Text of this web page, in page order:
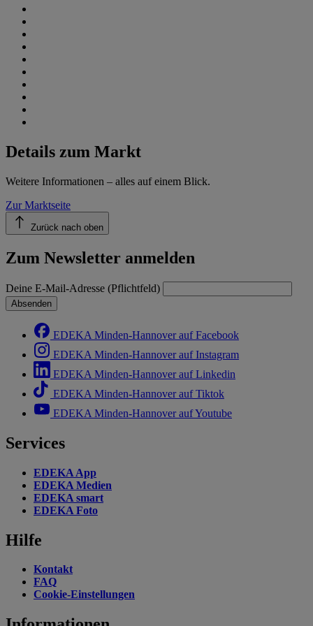
Details zum Markt
Weitere Informationen – alles auf einem Blick.
Zur Marktseite
Zurück nach oben
Zum Newsletter anmelden
Deine E-Mail-Adresse (Pflichtfeld)
Absenden
EDEKA Minden-Hannover auf Facebook
EDEKA Minden-Hannover auf Instagram
EDEKA Minden-Hannover auf Linkedin
EDEKA Minden-Hannover auf Tiktok
EDEKA Minden-Hannover auf Youtube
Services
EDEKA App
EDEKA Medien
EDEKA smart
EDEKA Foto
Hilfe
Kontakt
FAQ
Cookie-Einstellungen